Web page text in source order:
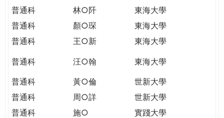
普通科
林○阡
東海大學
普通科
顏○琛
東海大學
普通科
王○新 東海大學
普通科 汪○翰
東海大學
普通科
黃○倫
世新大學
普通科
周○詳
世新大學
普通科
施○
實踐大學